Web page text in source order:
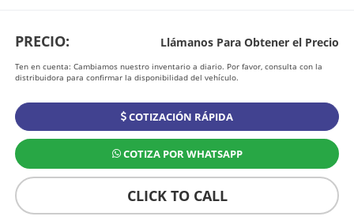
PRECIO: Llámanos Para Obtener el Precio
Ten en cuenta: Cambiamos nuestro inventario a diario. Por favor, consulta con la
distribuidora para confirmar la disponibilidad del vehículo.
COTIZACIÓN RÁPIDA
COTIZA POR WHATSAPP
CLICK TO CALL